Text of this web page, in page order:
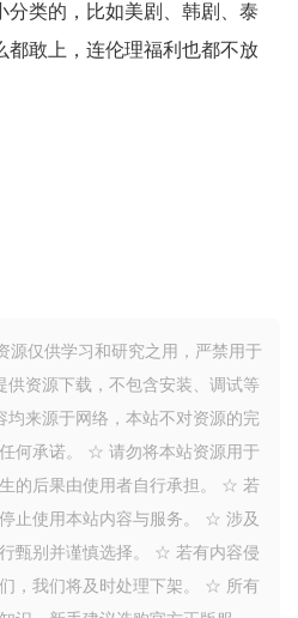
分类的，比如美剧、韩剧、泰
都敢上，连伦理福利也都不放
仅供学习和研究之用，严禁用于
资源下载，不包含安装、调试等
来源于网络，本站不对资源的完
何承诺。 ☆ 请勿将本站资源用于
的后果由使用者自行承担。 ☆ 若
止使用本站内容与服务。 ☆ 涉及
甄别并谨慎选择。 ☆ 若有内容侵
，我们将及时处理下架。 ☆ 所有